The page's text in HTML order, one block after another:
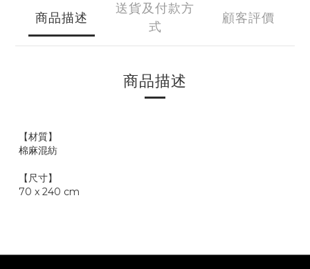
商品描述
送貨及付款方
式
顧客評價
商品描述
【材質】
棉麻混紡
【尺寸】
70 x 240 cm